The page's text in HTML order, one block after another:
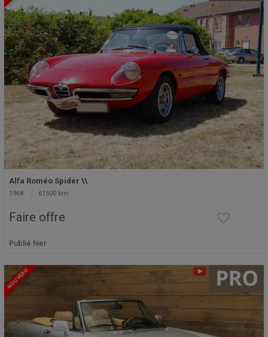
Alfa Roméo Spider \\
1968 61500 km
Faire offre
Publié hier
NOUVEAU